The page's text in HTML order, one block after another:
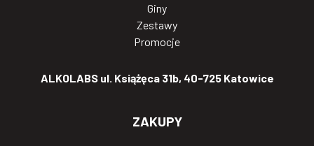
Giny
Zestawy
Promocje
ALKOLABS ul. Książęca 31b, 40-725 Katowice
ZAKUPY